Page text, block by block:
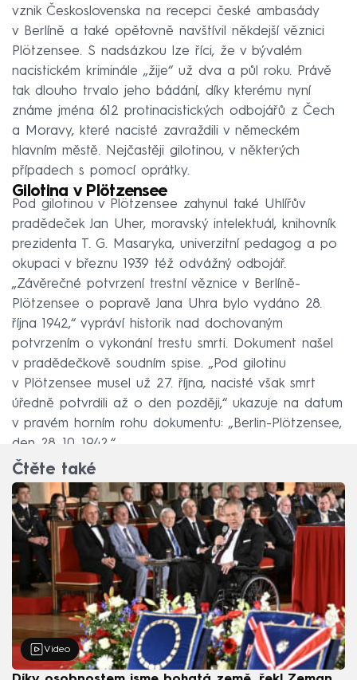
vznik Československa na recepci české ambasády
v Berlíně a také opětovně navštívil někdejší věznici
Plötzensee. S nadsázkou lze říci, že v bývalém
nacistickém kriminále „žije“ už dva a půl roku. Právě
tak dlouho trvalo jeho bádání, díky kterému nyní
známe jména 612 protinacistických odbojářů z Čech
a Moravy, které nacisté zavraždili v německém
hlavním městě. Nejčastěji gilotinou, v některých
případech s pomocí oprátky.
Gilotina v Plötzensee
Pod gilotinou v Plötzensee zahynul také Uhlířův
pradědeček Jan Uher, moravský intelektuál, knihovník
prezidenta T. G. Masaryka, univerzitní pedagog a po
okupaci v březnu 1939 též odvážný odbojář.
„Závěrečné potvrzení trestní věznice v Berlíně-
Plötzensee o popravě Jana Uhra bylo vydáno 28.
října 1942,“ vypráví historik nad dochovaným
potvrzením o vykonání trestu smrti. Dokument našel
v pradědečkově soudním spise. „Pod gilotinu
v Plötzensee musel už 27. října, nacisté však smrt
úředně potvrdili až o den později,“ ukazuje na datum
v pravém horním rohu dokumentu: „Berlin-Plötzensee,
den 28. 10. 1942.“
Čtěte také
Video